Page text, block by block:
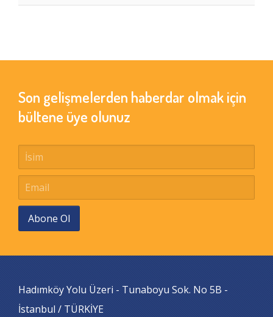
Son gelişmelerden haberdar olmak için
bültene üye olunuz
Abone Ol
Hadımköy Yolu Üzeri - Tunaboyu Sok. No 5B -
İstanbul / TÜRKİYE